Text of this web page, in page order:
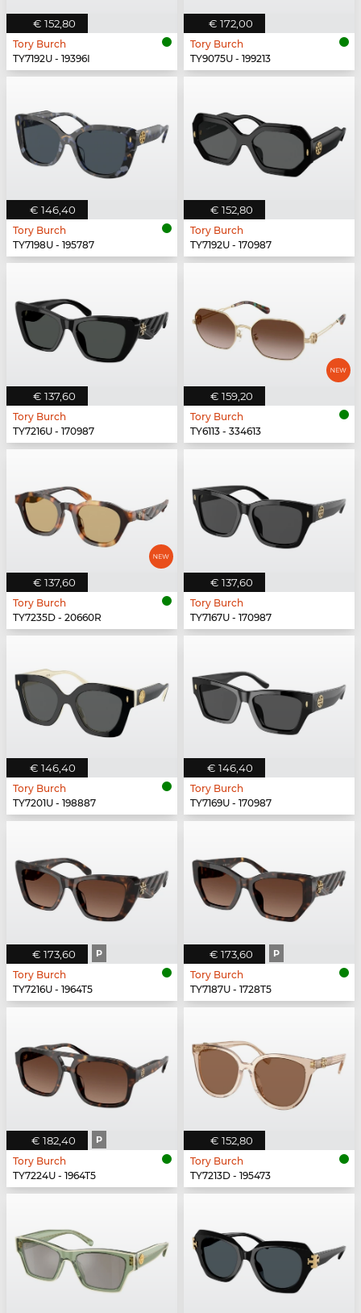
€ 152,80
Tory Burch
TY7192U - 19396I
€ 172,00
Tory Burch
TY9075U - 199213
€ 146,40
Tory Burch
TY7198U - 195787
€ 152,80
Tory Burch
TY7192U - 170987
€ 137,60
Tory Burch
TY7216U - 170987
€ 159,20
Tory Burch
TY6113 - 334613
€ 137,60
Tory Burch
TY7235D - 20660R
€ 137,60
Tory Burch
TY7167U - 170987
€ 146,40
Tory Burch
TY7201U - 198887
€ 146,40
Tory Burch
TY7169U - 170987
€ 173,60 P
Tory Burch
TY7216U - 1964T5
€ 173,60 P
Tory Burch
TY7187U - 1728T5
€ 182,40 P
Tory Burch
TY7224U - 1964T5
€ 152,80
Tory Burch
TY7213D - 195473